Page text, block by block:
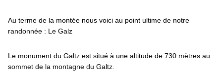
Au terme de la montée nous voici au point ultime de notre
randonnée : Le Galz
Le monument du Galtz est situé à une altitude de 730 mètres au
sommet de la montagne du Galtz.